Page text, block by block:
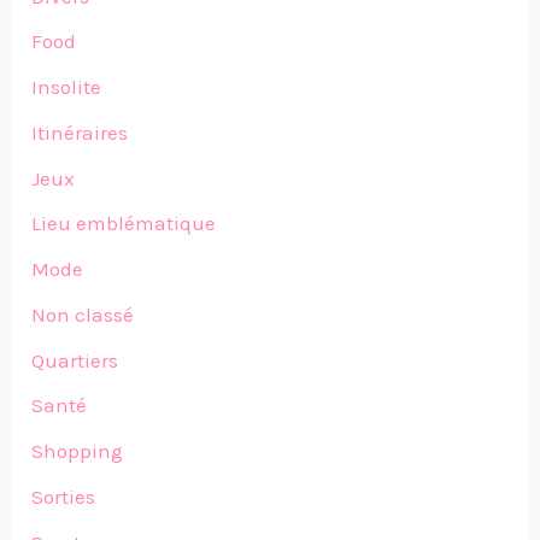
Food
Insolite
Itinéraires
Jeux
Lieu emblématique
Mode
Non classé
Quartiers
Santé
Shopping
Sorties